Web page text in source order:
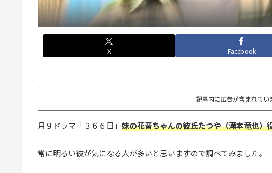
X Facebook
記事内に広告が含まれてい
月９ドラマ「３６６日」 妹の花音ちゃんの彼氏たつや（滝本竜也）
常に明るい彼が気になる人が多いと思いますので調べてみました。